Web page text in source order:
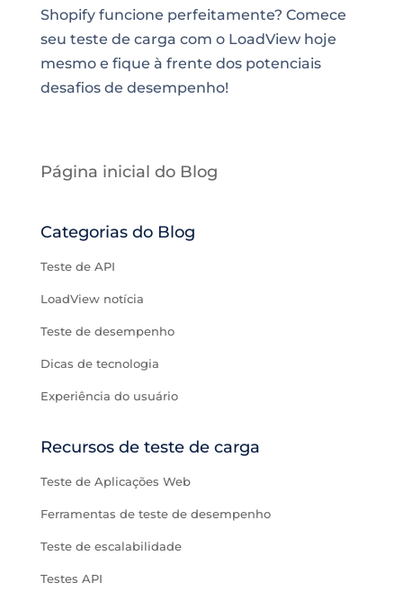
Shopify funcione perfeitamente? Comece
seu teste de carga com o LoadView hoje
mesmo e fique à frente dos potenciais
desafios de desempenho!
Página inicial do Blog
Categorias do Blog
Teste de API
LoadView notícia
Teste de desempenho
Dicas de tecnologia
Experiência do usuário
Recursos de teste de carga
Teste de Aplicações Web
Ferramentas de teste de desempenho
Teste de escalabilidade
Testes API